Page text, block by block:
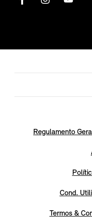
Regulamento
Cond.
Termos &